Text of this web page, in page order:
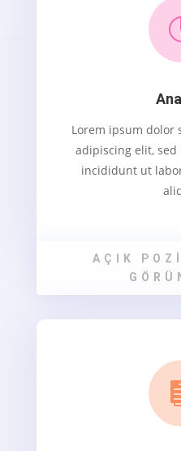
Lorem ipsum dolor
adipiscing elit,
incididunt ut
AÇIK